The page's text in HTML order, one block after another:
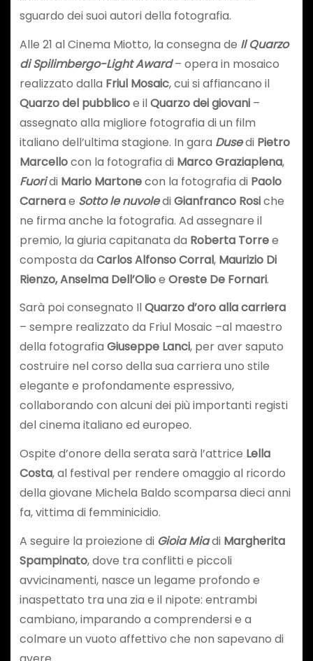
sguardo dei suoi autori della fotografia.
Alle 21 al Cinema Miotto, la consegna de Il Quarzo
di Spilimbergo-Light Award– opera in mosaico
realizzato dalla Friul Mosaic, cui si affiancano il
Quarzo del pubblicoe ilQuarzo dei giovani–
assegnato alla migliore fotografia di un film
italiano dell’ultima stagione. In gara Dusedi Pietro
Marcellocon la fotografia di Marco Graziaplena,
Fuoridi Mario Martonecon la fotografia di Paolo
Carnerae Sotto le nuvolediGianfranco Rosiche
ne firma anche la fotografia. Ad assegnare il
premio, la giuria capitanata da Roberta Torree
composta da Carlos Alfonso Corral, Maurizio Di
Rienzo, Anselma Dell’Olioe Oreste De Fornari.
Sarà poi consegnato IlQuarzo d’oro alla carriera
– sempre realizzato da Friul Mosaic –al maestro
della fotografia Giuseppe Lanci, per aver saputo
costruire nel corso della sua carriera uno stile
elegante e profondamente espressivo,
collaborando con alcuni dei più importanti registi
del cinema italiano ed europeo.
Ospite d’onore della serata sarà l’attrice Lella
Costa, al festival per rendere omaggio al ricordo
della giovane Michela Baldo scomparsa dieci anni
fa, vittima di femminicidio.
A seguire la proiezione di Gioia Miadi Margherita
Spampinato, dove tra conflitti e piccoli
avvicinamenti, nasce un legame profondo e
inaspettato tra una zia e il nipote: entrambi
cambiano, imparando a comprendersi e a
colmare un vuoto affettivo che non sapevano di